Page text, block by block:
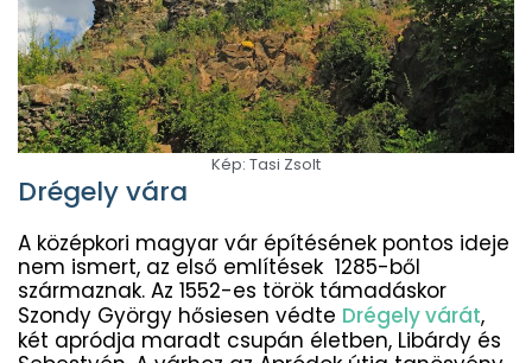
Kép: Tasi Zsolt
Drégely vára
A középkori magyar vár építésének pontos ideje
nem ismert, az első említések 1285-ből
származnak. Az 1552-es török támadáskor
Szondy György hősiesen védte Drégely várát,
két apródja maradt csupán életben, Libárdy és